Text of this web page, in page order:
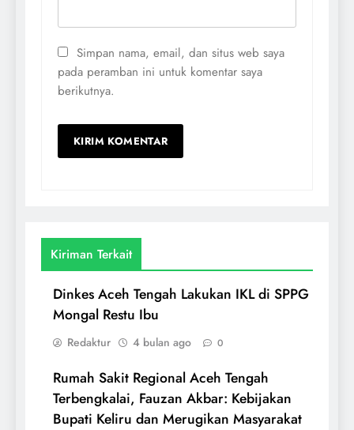
Simpan nama, email, dan situs web saya
pada peramban ini untuk komentar saya
berikutnya.
Kiriman Terkait
Dinkes Aceh Tengah Lakukan IKL di SPPG
Mongal Restu Ibu
Redaktur 4 bulan ago 0
Rumah Sakit Regional Aceh Tengah
Terbengkalai, Fauzan Akbar: Kebijakan
Bupati Keliru dan Merugikan Masyarakat